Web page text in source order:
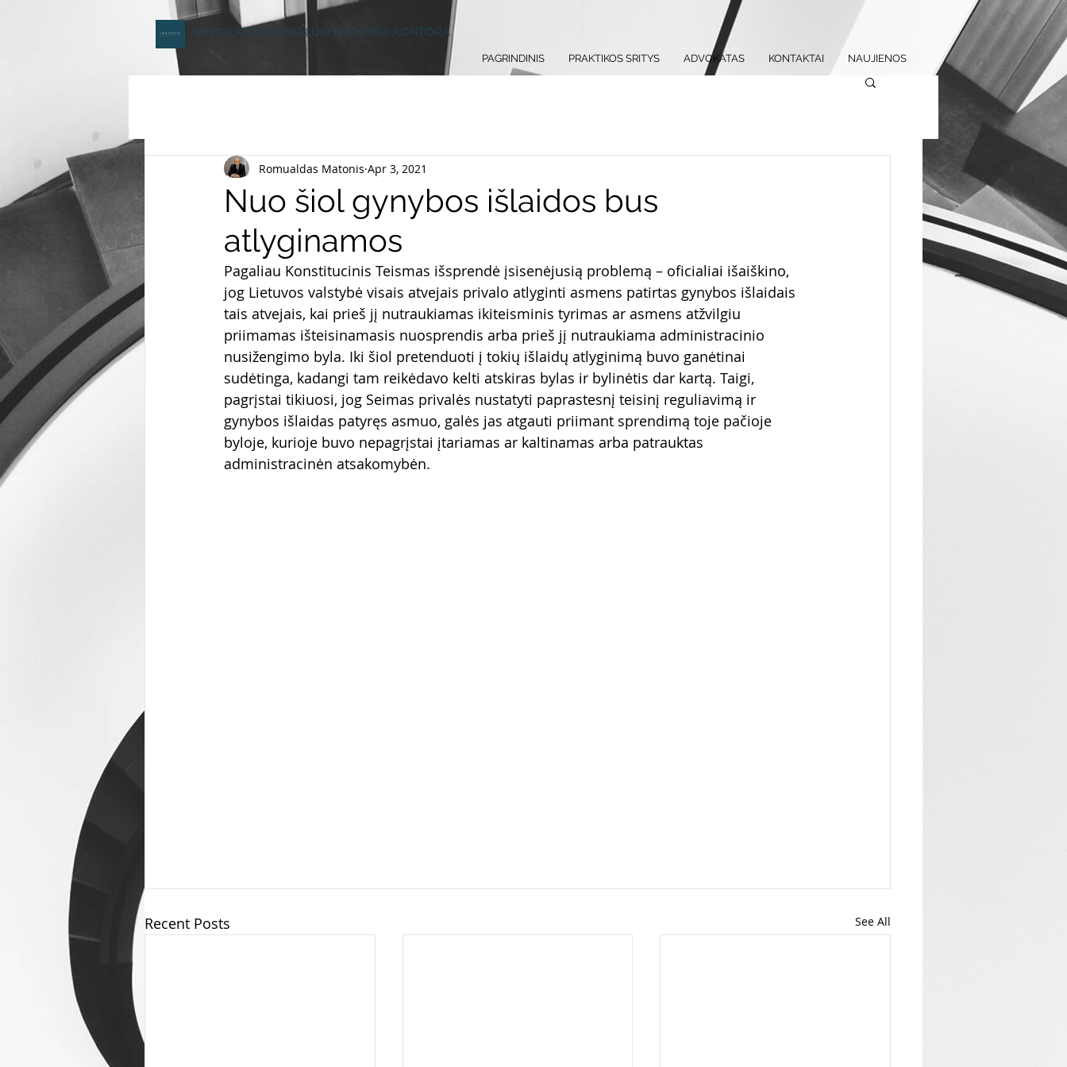
ADVOKATO ROMUALDO MATONIO KONTORA
PAGRINDINIS PRAKTIKOS SRITYS ADVOKATAS KONTAKTAI NAUJIENOS
Nuo šiol gynybos išlaidos bus
atlyginamos
Romualdas Matonis Apr 3, 2021
Pagaliau Konstitucinis Teismas išsprendė įsisenėjusią problemą – oficialiai išaiškino,
jog Lietuvos valstybė visais atvejais privalo atlyginti asmens patirtas gynybos išlaidais
tais atvejais, kai prieš jį nutraukiamas ikiteisminis tyrimas ar asmens atžvilgiu
priimamas išteisinamasis nuosprendis arba prieš jį nutraukiama administracinio
nusižengimo byla. Iki šiol pretenduoti į tokių išlaidų atlyginimą buvo ganėtinai
sudėtinga, kadangi tam reikėdavo kelti atskiras bylas ir bylinėtis dar kartą. Taigi,
pagrįstai tikiuosi, jog Seimas privalės nustatyti paprastesnį teisinį reguliavimą ir
gynybos išlaidas patyręs asmuo, galės jas atgauti priimant sprendimą toje pačioje
byloje, kurioje buvo nepagrįstai įtariamas ar kaltinamas arba patrauktas
administracinėn atsakomybėn.
Recent Posts See All